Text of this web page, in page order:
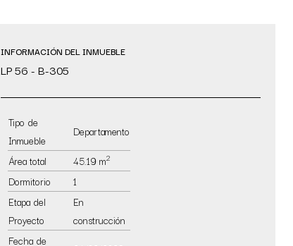
INFORMACIÓN DEL INMUEBLE
LP 56 - B-305
Tipo de
Inmueble
Departamento
Área total
45.19 m2
Dormitorio
1
Etapa del
Proyecto
En
construcción
Fecha de